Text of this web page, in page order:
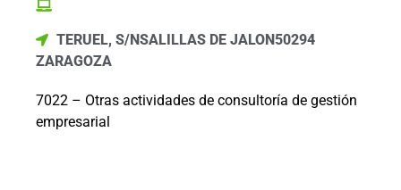
TERUEL, S/NSALILLAS DE JALON50294
ZARAGOZA
7022 – Otras actividades de consultoría de gestión
empresarial